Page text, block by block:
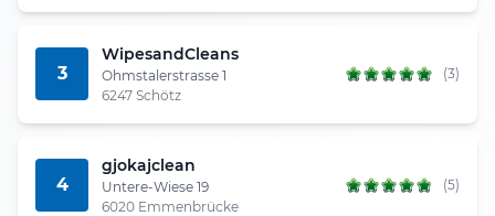
3
WipesandCleans
Ohmstalerstrasse 1
6247 Schötz
(3)
4
gjokajclean
Untere-Wiese 19
6020 Emmenbrücke
(5)